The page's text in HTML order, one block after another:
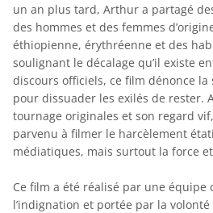
un an plus tard, Arthur a partagé
des hommes et des femmes
éthiopienne, érythréenne et des
soulignant le décalage qu’il existe
discours officiels, ce film dénonce
pour dissuader les exilés de rester.
tournage originales et son regard
parvenu à filmer le harcèlement
médiatiques, mais surtout la force
Ce film a été réalisé par une équipe
l’indignation et portée par la